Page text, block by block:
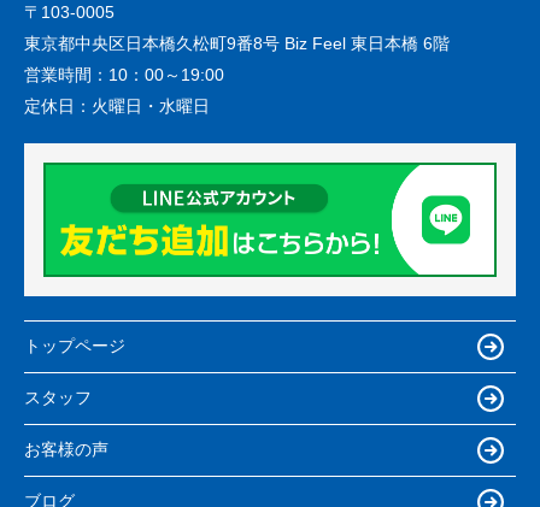
〒103-0005
東京都中央区日本橋久松町9番8号 Biz Feel 東日本橋 6階
営業時間： 10：00～19:00
定休日： 火曜日・水曜日
トップページ
スタッフ
お客様の声
ブログ